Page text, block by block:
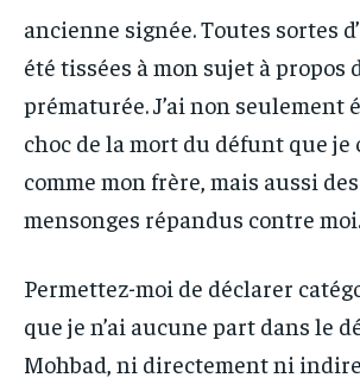
ancienne signée. Toutes sortes
été tissées à mon sujet à propos
prématurée. J’ai non seulement
choc de la mort du défunt que je
comme mon frère, mais aussi
mensonges répandus contre moi.
Permettez-moi de déclarer
que je n’ai aucune part dans le
Mohbad, ni directement ni